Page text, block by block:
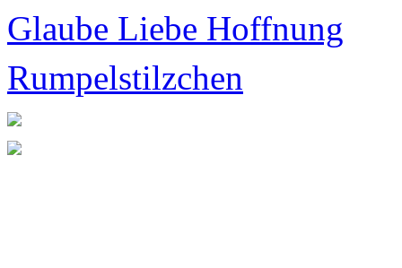
Glaube Liebe Hoffnung
Rumpelstilzchen